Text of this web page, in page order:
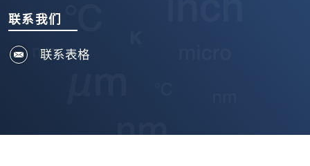
联系我们
联系表格